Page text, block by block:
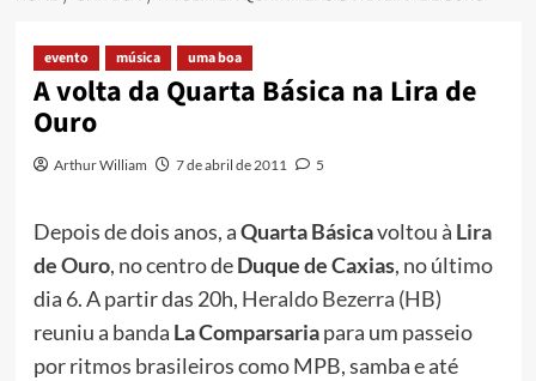
evento música uma boa
A volta da Quarta Básica na Lira de
Ouro
Arthur William 7 de abril de 2011 5
Depois de dois anos, aQuarta Básicavoltou à Lira
de Ouro, no centro deDuque de Caxias, no último
dia 6. A partir das 20h, Heraldo Bezerra (HB)
reuniu a banda La Comparsariapara um passeio
por ritmos brasileiros como MPB, samba e até